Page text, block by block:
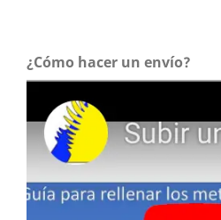
¿Cómo hacer un envío?